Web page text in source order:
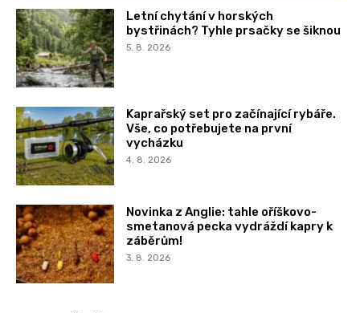
Letní chytání v horských
bystřinách? Tyhle prsačky se šiknou
5. 8. 2026
Kaprařský set pro začínající rybáře.
Vše, co potřebujete na první
vycházku
4. 8. 2026
Novinka z Anglie: tahle oříškovo-
smetanová pecka vydráždí kapry k
záběrům!
3. 8. 2026